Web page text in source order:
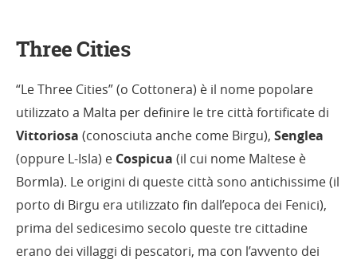
Three Cities
“Le Three Cities” (o Cottonera) è il nome popolare
utilizzato a Malta per definire le tre città fortificate di
Vittoriosa (conosciuta anche come Birgu), Senglea
(oppure L-Isla) e Cospicua (il cui nome Maltese è
Bormla). Le origini di queste città sono antichissime (il
porto di Birgu era utilizzato fin dall’epoca dei Fenici),
prima del sedicesimo secolo queste tre cittadine
erano dei villaggi di pescatori, ma con l’avvento dei